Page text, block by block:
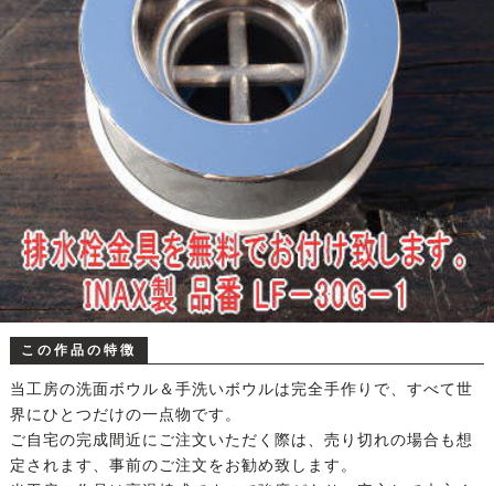
この作品の特徴
当工房の洗面ボウル＆手洗いボウルは完全手作りで、すべて世
界にひとつだけの一点物です。
ご自宅の完成間近にご注文いただく際は、売り切れの場合も想
定されます、事前のご注文をお勧め致します。